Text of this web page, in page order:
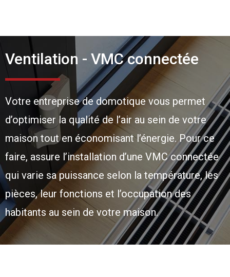
Ventilation - VMC connectée
Votre entreprise de domotique vous permet
d’optimiser la qualité de l’air au sein de votre
maison tout en économisant l’énergie. Pour ce
faire, assure l’installation d’une VMC connectée
qui varie sa puissance selon la température, les
pièces, leur fonctions et l’occupation des
habitants au sein de votre maison.